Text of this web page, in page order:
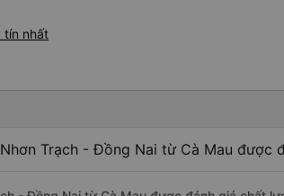
tín nhất
Trạch - Đồng Nai từ Cà Mau được